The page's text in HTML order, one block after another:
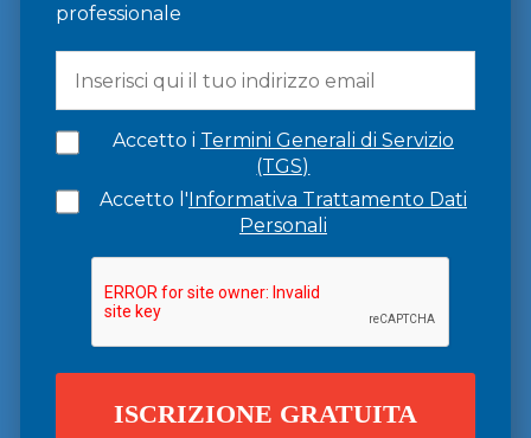
professionale
Accetto i Termini Generali di Servizio
(TGS)
Accetto l'Informativa Trattamento Dati
Personali